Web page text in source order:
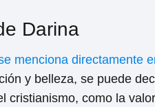
Darina
menciona directamente
y belleza, se puede
cristianismo, como la